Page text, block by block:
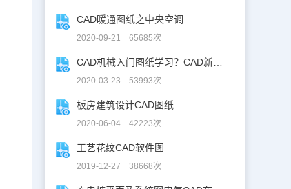
CAD暖通图纸之中央空调
2020-09-21 65685次
2020-03-23 53993次
板房建筑设计CAD图纸
2020-06-04 42223次
工艺花纹CAD软件图
2019-12-27 38668次